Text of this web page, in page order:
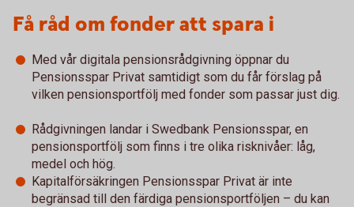
Få råd om fonder att spara i
Med vår digitala pensionsrådgivning öppnar du
Pensionsspar Privat samtidigt som du får förslag på
vilken pensionsportfölj med fonder som passar just dig.
Rådgivningen landar i Swedbank Pensionsspar, en
pensionsportfölj som finns i tre olika risknivåer: låg,
medel och hög.
Kapitalförsäkringen Pensionsspar Privat är inte
begränsad till den färdiga pensionsportföljen – du kan